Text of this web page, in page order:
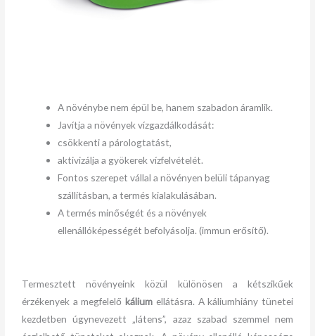
A növénybe nem épül be, hanem szabadon áramlik.
Javítja a növények vízgazdálkodását:
csökkenti a párologtatást,
aktivizálja a gyökerek vízfelvételét.
Fontos szerepet vállal a növényen belüli tápanyag
szállításban, a termés kialakulásában.
A termés minőségét és a növények
ellenállóképességét befolyásolja. (immun erősítő).
Termesztett növényeink közül különösen a kétszikűek
érzékenyek a megfelelőkálium ellátásra. A káliumhiány tünetei
kezdetben úgynevezett „látens”, azaz szabad szemmel nem